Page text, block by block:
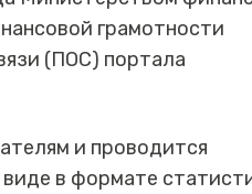
грамотности
(ПОС) портала
и проводится
в формате